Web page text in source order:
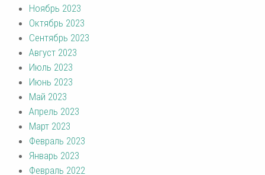
Ноябрь 2023
Октябрь 2023
Сентябрь 2023
Август 2023
Июль 2023
Июнь 2023
Май 2023
Апрель 2023
Март 2023
Февраль 2023
Январь 2023
Февраль 2022